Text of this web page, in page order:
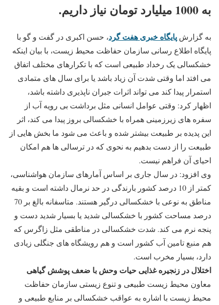
به 1000 میلیارد تومان نیاز داریم.
به گزارش پایگاه خبری هفت گرد، حسن اکبری در گفت و گو با
پایگاه اطلاع رسانی سازمان حفاظت محیط زیست، با بیان اینکه
خشکسالی یک رخداد طبیعی است که با تکرارهای مختلف اتفاق
می افتد اما وقتی شدت آن زیاد باشد یا برای سال های متمادی
استمرار پیدا کند می تواند اثرات جبران ناپذیری داشته باشد،
اظهار کرد: وقتی عوامل انسانی مثل برداشت بی رویه آب از
سفره های زیرزمینی همراه با خشکسالی بروز پیدا می کند، اثر
این پدیده بر طبیعت بیشتر شده و باعث می شود ما بخش هایی از
طبیعت را از دست بدهیم به نحوی که در ترسالی ها هم امکان
احیای آن فراهم نیست.
وی افزود: در سال جاری بر اساس آمارهای سازمان هواشناسی،
کمتر از 10 درصد کشور بارندگی در حد نرمال داشته است و بقیه
مناطق به نوعی با خشکسالی درگیر هستند. متاسفانه بالغ بر 70
درصد مساحت کشور با خشکسالی شدید یا بسیار شدید دست و
پنجه نرم می کند. شدت خشکسالی در مناطقی مثل زاگرس که
هم منبع تامین آب کشور است و هم رویشگاه های جنگلی زیادی
دارد، بسیار مخرب است.
اختلال در زنجیره غذایی حیات وحش با ضعف پوشش گیاهی
معاون محیط زیست طبیعی و تنوع زیستی سازمان حفاظت
محیط زیست با اشاره به عواقب خشکسالی بر منابع طبیعی و